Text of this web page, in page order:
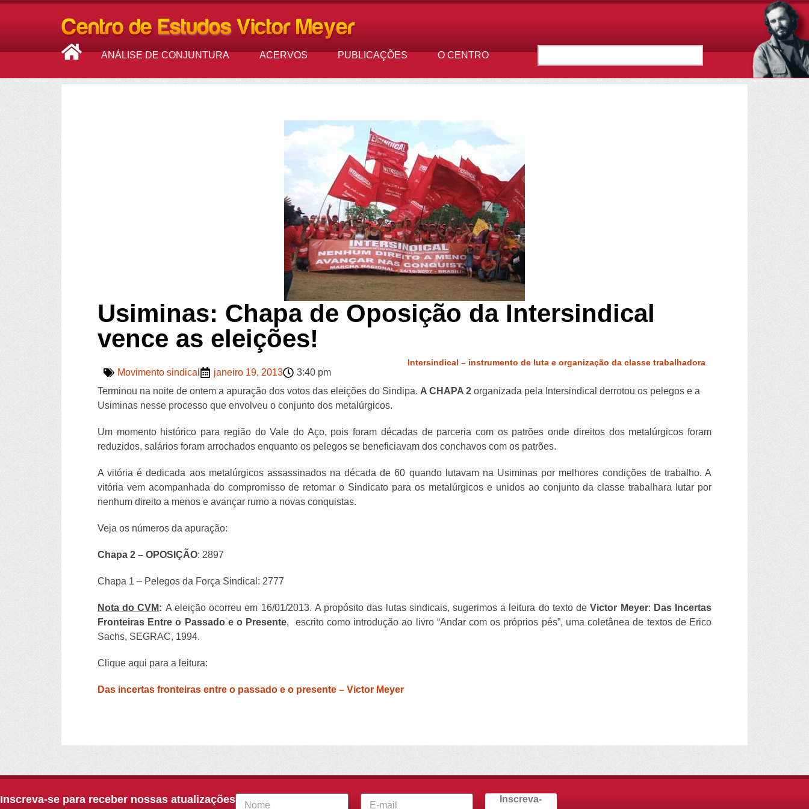
ANÁLISE DE CONJUNTURA ACERVOS PUBLICAÇÕES O CENTRO
Usiminas: Chapa de Oposição da Intersindical
vence as eleições!
Intersindical – instrumento de luta e organização da classe trabalhadora
Movimento sindical janeiro 19, 2013
3:40 pm
Terminou na noite de ontem a apuração dos votos das eleições do Sindipa. A CHAPA 2 organizada pela Intersindical derrotou os pelegos e a
Usiminas nesse processo que envolveu o conjunto dos metalúrgicos.
Um momento histórico para região do Vale do Aço, pois foram décadas de parceria com os patrões onde direitos dos metalúrgicos foram
reduzidos, salários foram arrochados enquanto os pelegos se beneficiavam dos conchavos com os patrões.
A vitória é dedicada aos metalúrgicos assassinados na década de 60 quando lutavam na Usiminas por melhores condições de trabalho. A
vitória vem acompanhada do compromisso de retomar o Sindicato para os metalúrgicos e unidos ao conjunto da classe trabalhara lutar por
nenhum direito a menos e avançar rumo a novas conquistas.
Veja os números da apuração:
Chapa 2 – OPOSIÇÃO: 2897
Chapa 1 – Pelegos da Força Sindical: 2777
Nota do CVM: A eleição ocorreu em 16/01/2013. A propósito das lutas sindicais, sugerimos a leitura do texto deVictor Meyer: Das Incertas
Fronteiras Entre o Passado e o Presente, escrito como introdução ao livro “Andar com os próprios pés”, uma coletânea de textos de Erico
Sachs, SEGRAC, 1994.
Clique aqui para a leitura:
Das incertas fronteiras entre o passado e o presente – Victor Meyer
Inscreva-se para receber nossas atualizações
Inscreva-